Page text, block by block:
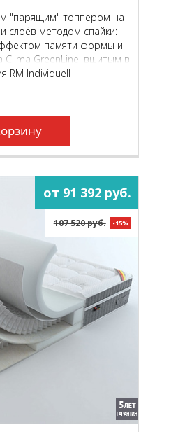
"парящим" топпером на
слоёв методом спайки:
памяти формы и
Clima GreenLine, вшитым в
основе премиального
RM Individuell
от 91 392 руб.
107 520 руб. -15%